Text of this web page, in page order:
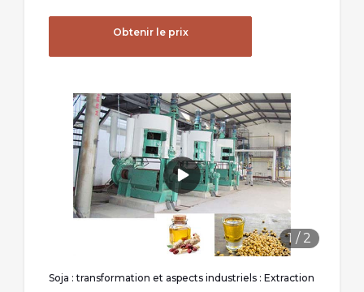
Obtenir le prix
1 / 2
Soja : transformation et aspects industriels : Extraction